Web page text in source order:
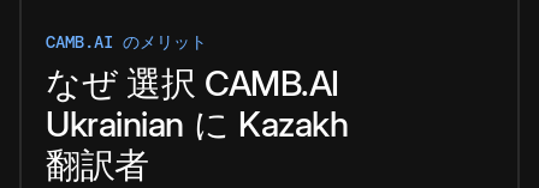
CAMB.AI のメリット
なぜ 選択 CAMB.AI
Ukrainian に Kazakh
翻訳者